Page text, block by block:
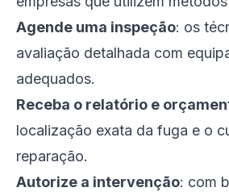
Agende uma inspeção: os
avaliação detalhada com
adequados.
Receba o relatório e
localização exata da fuga e o
reparação.
Autorize a intervenção: com